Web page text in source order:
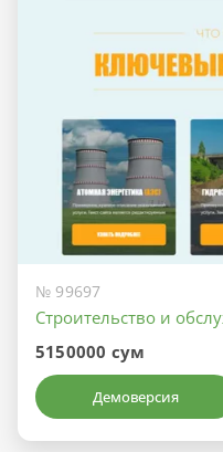
№ 99697
Строительство и
5150000 сум
Демоверсия